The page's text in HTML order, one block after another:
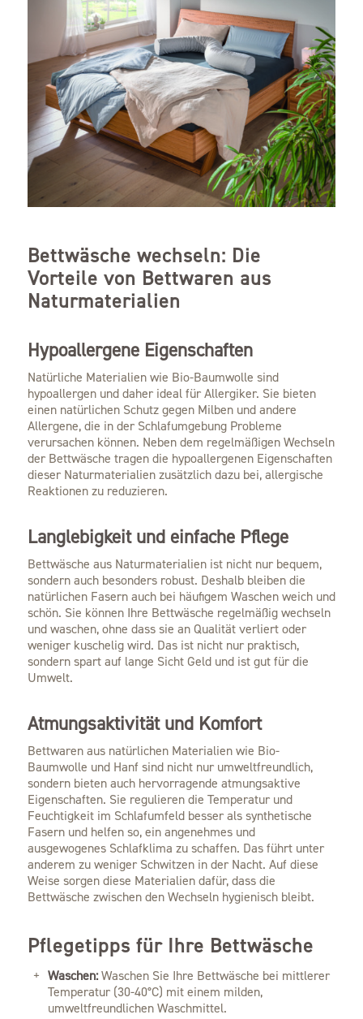
Bettwäsche wechseln: Die
Vorteile von Bettwaren aus
Naturmaterialien
Hypoallergene Eigenschaften
Natürliche Materialien wie Bio-Baumwolle sind
hypoallergen und daher ideal für Allergiker. Sie bieten
einen natürlichen Schutz gegen Milben und andere
Allergene, die in der Schlafumgebung Probleme
verursachen können. Neben dem regelmäßigen Wechseln
der Bettwäsche tragen die hypoallergenen Eigenschaften
dieser Naturmaterialien zusätzlich dazu bei, allergische
Reaktionen zu reduzieren.
Langlebigkeit und einfache Pflege
Bettwäsche aus Naturmaterialien ist nicht nur bequem,
sondern auch besonders robust. Deshalb bleiben die
natürlichen Fasern auch bei häufigem Waschen weich und
schön. Sie können Ihre Bettwäsche regelmäßig wechseln
und waschen, ohne dass sie an Qualität verliert oder
weniger kuschelig wird. Das ist nicht nur praktisch,
sondern spart auf lange Sicht Geld und ist gut für die
Umwelt.
Atmungsaktivität und Komfort
Bettwaren aus natürlichen Materialien wie Bio-
Baumwolle und Hanf sind nicht nur umweltfreundlich,
sondern bieten auch hervorragende atmungsaktive
Eigenschaften. Sie regulieren die Temperatur und
Feuchtigkeit im Schlafumfeld besser als synthetische
Fasern und helfen so, ein angenehmes und
ausgewogenes Schlafklima zu schaffen. Das führt unter
anderem zu weniger Schwitzen in der Nacht. Auf diese
Weise sorgen diese Materialien dafür, dass die
Bettwäsche zwischen den Wechseln hygienisch bleibt.
Pflegetipps für Ihre Bettwäsche
Waschen:Waschen Sie Ihre Bettwäsche bei mittlerer
Temperatur (30-40°C) mit einem milden,
umweltfreundlichen Waschmittel.